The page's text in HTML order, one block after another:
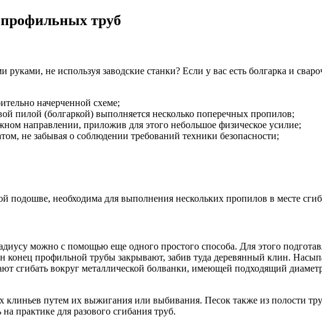
труб
не используя заводские станки? Если у вас есть болгарка и
начерченной схеме;
пилой (болгаркой) выполняется несколько поперечных пропилов;
направлении, приложив для этого небольшое физическое усилие;
не забывая о соблюдении требований техники безопасности;
подошве, необходима для выполнения нескольких пропилов в месте
можно с помощью еще одного простого способа. Для этого
конец профильной трубы закрывают, забив туда деревянный клин.
сгибать вокруг металлической болванки, имеющей подходящий
клиньев путем их выжигания или выбивания. Песок также из полости
практике для разового сгибания труб.